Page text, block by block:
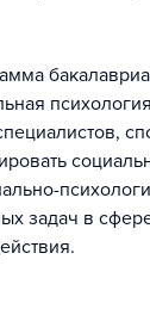
задач в